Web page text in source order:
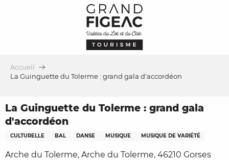
Accueil
La Guinguette du Tolerme : grand gala d'accordéon
La Guinguette du Tolerme : grand gala
d'accordéon
CULTURELLE BAL DANSE MUSIQUE MUSIQUE DE VARIÉTÉ
Arche du Tolerme, Arche du Tolerme, 46210 Gorses